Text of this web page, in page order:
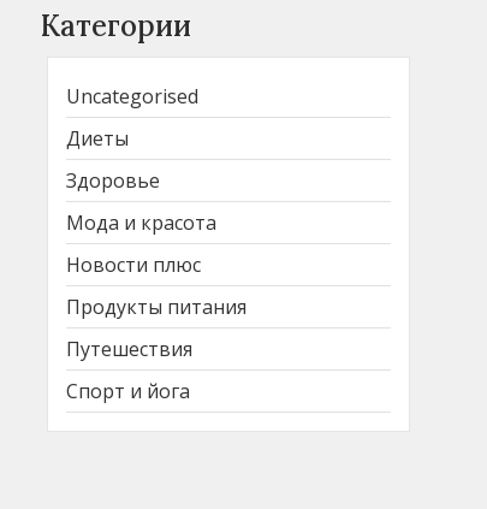
Категории
Uncategorised
Диеты
Здоровье
Мода и красота
Новости плюс
Продукты питания
Путешествия
Спорт и йога